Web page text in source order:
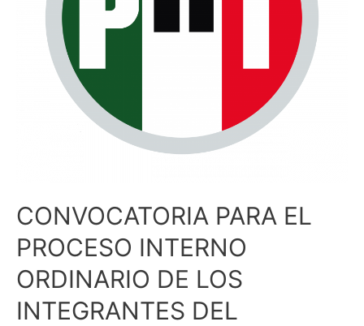
CONVOCATORIA PARA EL
PROCESO INTERNO
ORDINARIO DE LOS
INTEGRANTES DEL